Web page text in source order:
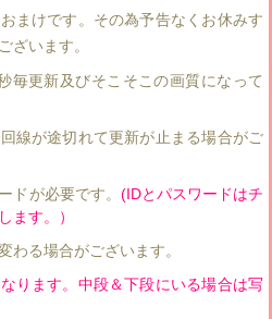
まけです。その為予告なくお休みす
ざいます。
毎更新及びそこそこの画質になって
線が途切れて更新が止まる場合がご
ドが必要です。 (IDとパスワードはチ
ます。）
わる場合がございます。
ります。中段＆下段にいる場合は写